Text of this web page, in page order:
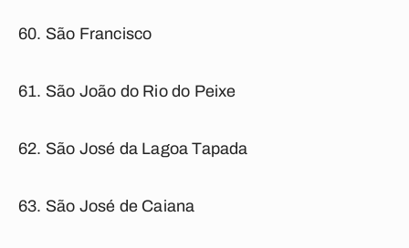
São Francisco
São João do Rio do Peixe
São José da Lagoa Tapada
São José de Caiana